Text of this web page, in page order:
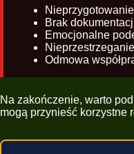
Brak
Emocjonalne
Odmowa
Na zakończenie, warto
mogą przynieść korzystne